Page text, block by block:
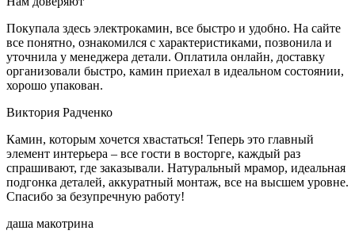
Покупала здесь электрокамин, все быстро и удобно. На сайте
все понятно, ознакомился с характеристиками, позвонила и
уточнила у менеджера детали. Оплатила онлайн, доставку
организовали быстро, камин приехал в идеальном состоянии,
хорошо упакован.
Виктория Радченко
Камин, которым хочется хвастаться! Теперь это главный
элемент интерьера – все гости в восторге, каждый раз
спрашивают, где заказывали. Натуральный мрамор, идеальная
подгонка деталей, аккуратный монтаж, все на высшем уровне.
Спасибо за безупречную работу!
даша макотрина